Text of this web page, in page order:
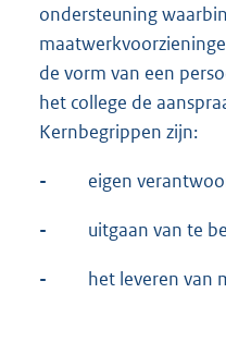
ondersteuning
de vorm van een
het college de
Kernbegrippen zijn:
- eigen
- uitgaan van te
- het leveren van